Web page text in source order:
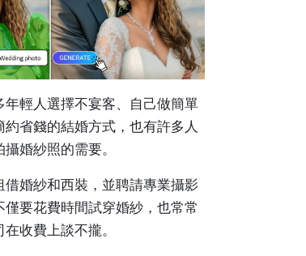
年輕人選擇不宴客、自己做簡單
約省錢的結婚方式，也有許多人
婚紗照的需要。
借婚紗和西裝，並聘請專業攝影
僅要花費時間試穿婚紗，也常常
收費上談不攏。